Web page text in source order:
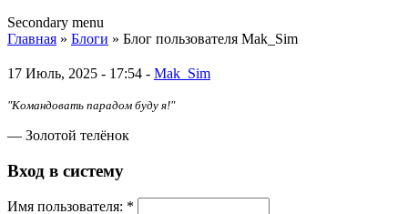
Secondary menu
Главная » Блоги » Блог пользователя Mak_Sim
17 Июль, 2025 - 17:54 - Mak_Sim
"Командовать парадом буду я!"
— Золотой телёнок
Вход в систему
Имя пoльзовaтeля: *